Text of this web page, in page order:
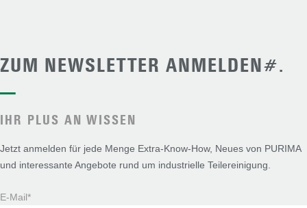
ZUM NEWSLETTER ANMELDEN#.
—
IHR PLUS AN WISSEN
Jetzt anmelden für jede Menge Extra-Know-How, Neues von PURIMA
und interessante Angebote rund um industrielle Teilereinigung.
E-Mail*